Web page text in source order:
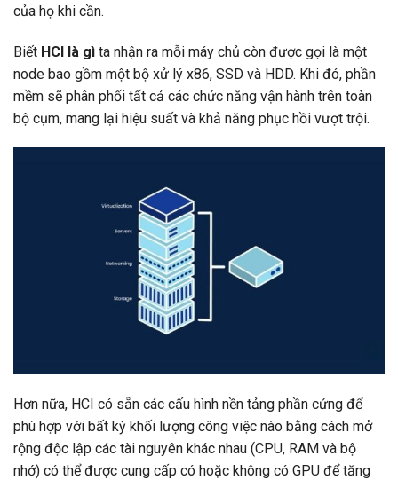
của họ khi cần.
Biết HCI là gì ta nhận ra mỗi máy chủ còn được gọi là một
node bao gồm một bộ xử lý x86, SSD và HDD. Khi đó, phần
mềm sẽ phân phối tất cả các chức năng vận hành trên toàn
bộ cụm, mang lại hiệu suất và khả năng phục hồi vượt trội.
Hơn nữa, HCI có sẵn các cấu hình nền tảng phần cứng để
phù hợp với bất kỳ khối lượng công việc nào bằng cách mở
rộng độc lập các tài nguyên khác nhau (CPU, RAM và bộ
nhớ) có thể được cung cấp có hoặc không có GPU để tăng